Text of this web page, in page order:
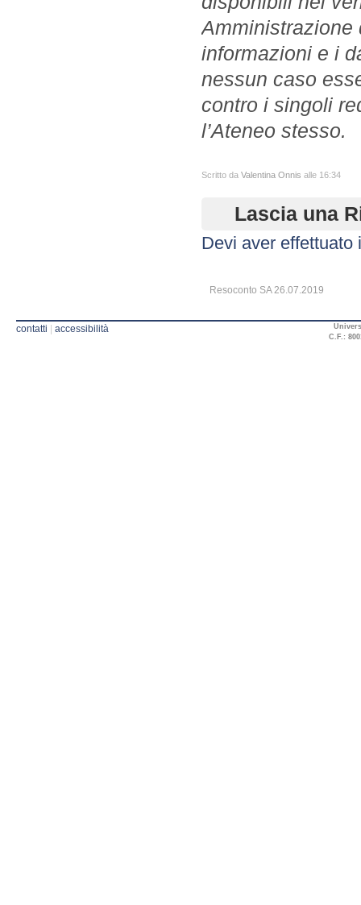
Amministrazione
informazioni e i
nessun caso
contro i singoli
l’Ateneo stesso.
Scritto da Valentina Onnis alle 16:34
Lascia una
Devi aver effettuato
Resoconto SA 26.07.2019
contatti | accessibilità
C.F.: